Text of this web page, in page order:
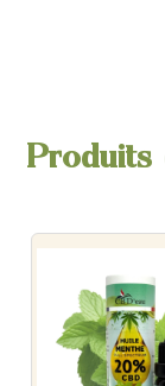
Produits